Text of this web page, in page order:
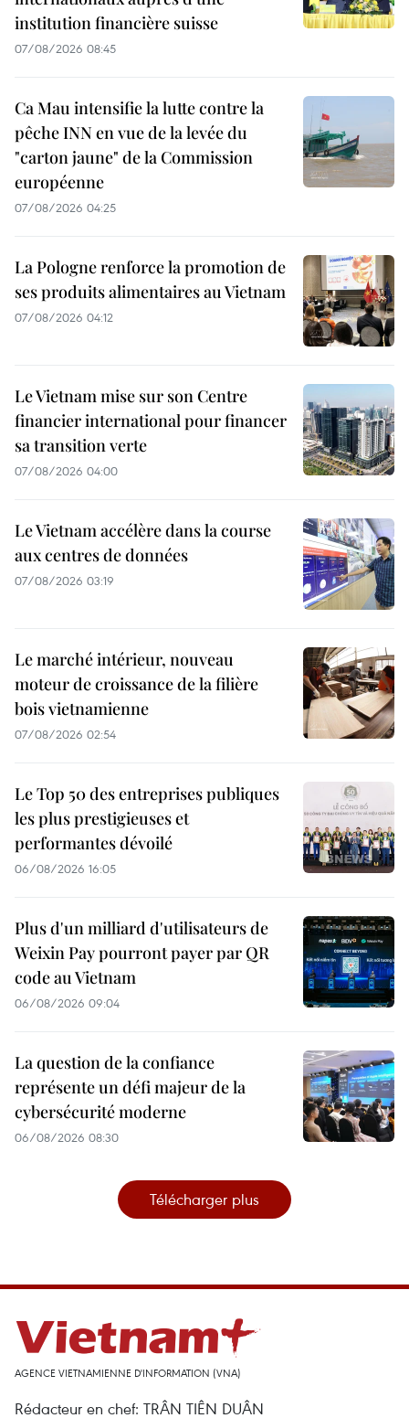
institution financière suisse
07/08/2026 08:45
Ca Mau intensifie la lutte contre la
pêche INN en vue de la levée du
"carton jaune" de la Commission
européenne
07/08/2026 04:25
La Pologne renforce la promotion de
ses produits alimentaires au Vietnam
07/08/2026 04:12
Le Vietnam mise sur son Centre
financier international pour financer
sa transition verte
07/08/2026 04:00
Le Vietnam accélère dans la course
aux centres de données
07/08/2026 03:19
Le marché intérieur, nouveau
moteur de croissance de la filière
bois vietnamienne
07/08/2026 02:54
Le Top 50 des entreprises publiques
les plus prestigieuses et
performantes dévoilé
06/08/2026 16:05
Plus d'un milliard d'utilisateurs de
Weixin Pay pourront payer par QR
code au Vietnam
06/08/2026 09:04
La question de la confiance
représente un défi majeur de la
cybersécurité moderne
06/08/2026 08:30
Télécharger plus
AGENCE VIETNAMIENNE D'INFORMATION (VNA)
Rédacteur en chef: TRÂN TIÊN DUÂN